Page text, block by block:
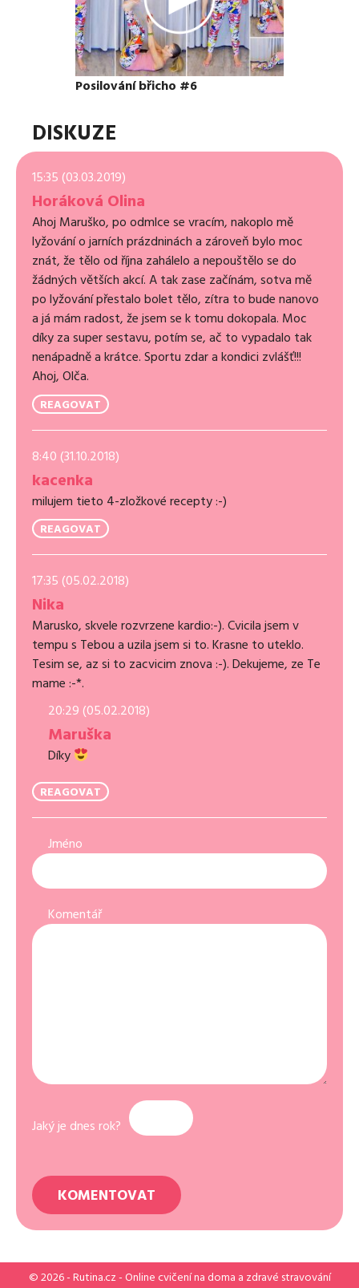
Posilování břicho #6
DISKUZE
15:35 (03.03.2019)
Horáková Olina
Ahoj Maruško, po odmlce se vracím, nakoplo mě
lyžování o jarních prázdninách a zároveň bylo moc
znát, že tělo od října zahálelo a nepouštělo se do
žádných větších akcí. A tak zase začínám, sotva mě
po lyžování přestalo bolet tělo, zítra to bude nanovo
a já mám radost, že jsem se k tomu dokopala. Moc
díky za super sestavu, potím se, ač to vypadalo tak
nenápadně a krátce. Sportu zdar a kondici zvlášť!!!
Ahoj, Olča.
REAGOVAT
8:40 (31.10.2018)
kacenka
milujem tieto 4-zložkové recepty :-)
REAGOVAT
17:35 (05.02.2018)
Nika
Marusko, skvele rozvrzene kardio:-). Cvicila jsem v
tempu s Tebou a uzila jsem si to. Krasne to uteklo.
Tesim se, az si to zacvicim znova :-). Dekujeme, ze Te
mame :-*.
20:29 (05.02.2018)
Maruška
Díky
REAGOVAT
Jméno
Komentář
Jaký je dnes rok?
© 2026 - Rutina.cz- Online cvičení na doma a zdravé stravování